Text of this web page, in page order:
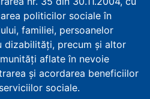
politicilor sociale în
familiei, persoanelor
dizabilităţi, precum şi altor
aflate în nevoie
şi acordarea beneficiilor
sociale.